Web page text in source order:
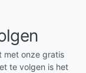
met onze gratis
te volgen is het